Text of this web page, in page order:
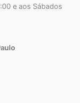
e aos Sábados